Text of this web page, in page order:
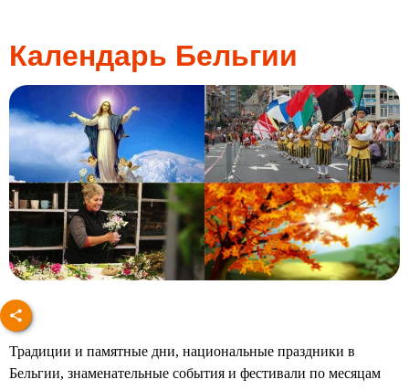
Календарь Бельгии
Традиции и памятные дни, национальные праздники в
Бельгии, знаменательные события и фестивали по месяцам